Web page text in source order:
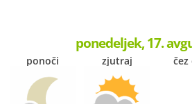
ponedeljek, 17.
ponoči zjutraj čez